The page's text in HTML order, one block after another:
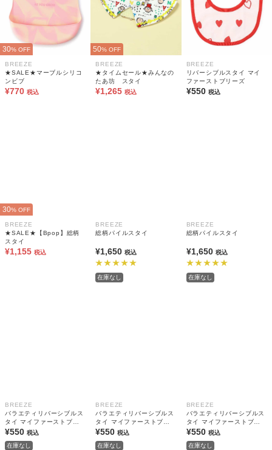
30% OFF
BREEZE
★SALE★マーブルシリコ
ンビブ
¥770 税込
50% OFF
BREEZE
★タイムセール★みんなの
たあ坊 スタイ
¥1,265 税込
BREEZE
リバーシブルスタイ マイ
ファーストブリーズ
¥550 税込
30% OFF
BREEZE
★SALE★【Bpop】総柄
スタイ
¥1,155 税込
BREEZE
総柄パイルスタイ
¥1,650税込
在庫なし
BREEZE
総柄パイルスタイ
¥1,650 税込
在庫なし
BREEZE
バラエティリバーシブルス
タイ マイファーストブリ
ーズ
¥550 税込
在庫なし
BREEZE
バラエティリバーシブルス
タイ マイファーストブリ
ーズ
¥550税込
在庫なし
BREEZE
バラエティリバーシブルス
タイ マイファーストブリ
ーズ
¥550 税込
在庫なし